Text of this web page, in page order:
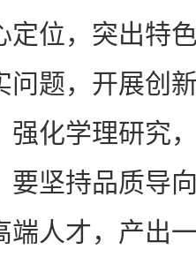
定位，突出特
问题，开展创
强化学理研究
要坚持品质导
端人才，产出